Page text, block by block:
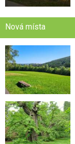
Nová místa